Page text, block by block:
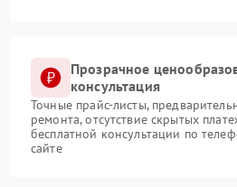
Прозрачное
консультация
Точные прайс-листы,
ремонта, отсутствие скрытых
бесплатной консультации по
сайте